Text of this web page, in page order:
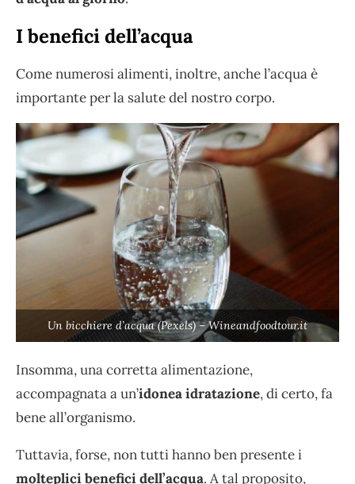
I benefici dell’acqua
Come numerosi alimenti, inoltre, anche l’acqua è
importante per la salute del nostro corpo.
Un bicchiere d’acqua (Pexels) – Wineandfoodtour.it
Insomma, una corretta alimentazione,
accompagnata a un’idonea idratazione, di certo, fa
bene all’organismo.
Tuttavia, forse, non tutti hanno ben presente i
molteplici benefici dell’acqua. A tal proposito,